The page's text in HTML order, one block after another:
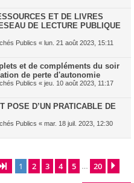
ET DE LIVRES
DE LECTURE PUBLIQUE
Publics « lun. 21 août 2023, 15:11
et de compléments du soir
de perte d'autonomie
Publics « jeu. 10 août 2023, 11:17
POSE D’UN PRATICABLE DE
Publics « mar. 18 juil. 2023, 12:30
Page 1sur20
1 2 3 4 5 20